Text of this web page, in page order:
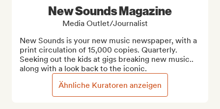
New Sounds Magazine
Media Outlet/Journalist
New Sounds is your new music newspaper, with a
print circulation of 15,000 copies. Quarterly.
Seeking out the kids at gigs breaking new music..
along with a look back to the iconic.
Ähnliche Kuratoren anzeigen